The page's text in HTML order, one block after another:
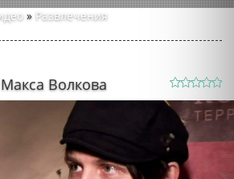
» Развлечения
Волкова